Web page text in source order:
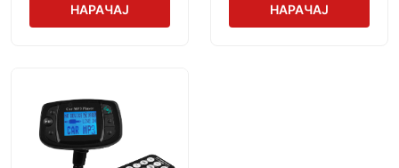
НАРАЧАЈ НАРАЧАЈ